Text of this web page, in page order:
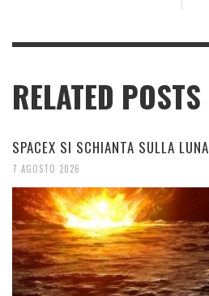
RELATED POSTS
SPACEX SI SCHIANTA SULLA LUNA
7 AGOSTO 2026